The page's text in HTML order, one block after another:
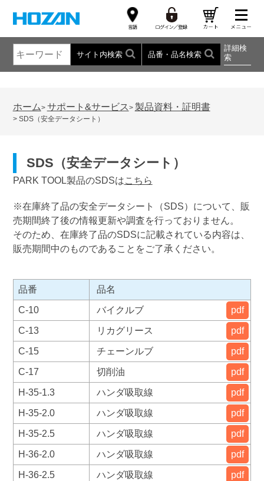
サイト内検索 品番・品名検索
詳細検
索
ホーム> サポート&サービス > 製品資料・証明書
> SDS（安全データシート）
SDS（安全データシート）
PARK TOOL製品のSDSはこちら
※在庫終了品の安全データシート（SDS）について、販
売期間終了後の情報更新や調査を行っておりません。
そのため、在庫終了品のSDSに記載されている内容は、
販売期間中のものであることをご了承ください。
品番 品名
C-10 バイクルブ pdf
C-13 リカグリース pdf
C-15 チェーンルブ pdf
C-17 切削油 pdf
H-35-1.3 ハンダ吸取線 pdf
H-35-2.0 ハンダ吸取線 pdf
H-35-2.5 ハンダ吸取線 pdf
H-36-2.0 ハンダ吸取線 pdf
H-36-2.5 ハンダ吸取線 pdf